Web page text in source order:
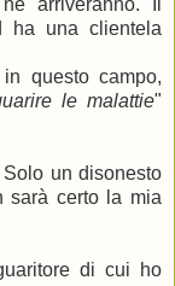
arriveranno. Il
ha una clientela
questo campo,
le malattie"
un disonesto
sarà certo la mia
di cui ho